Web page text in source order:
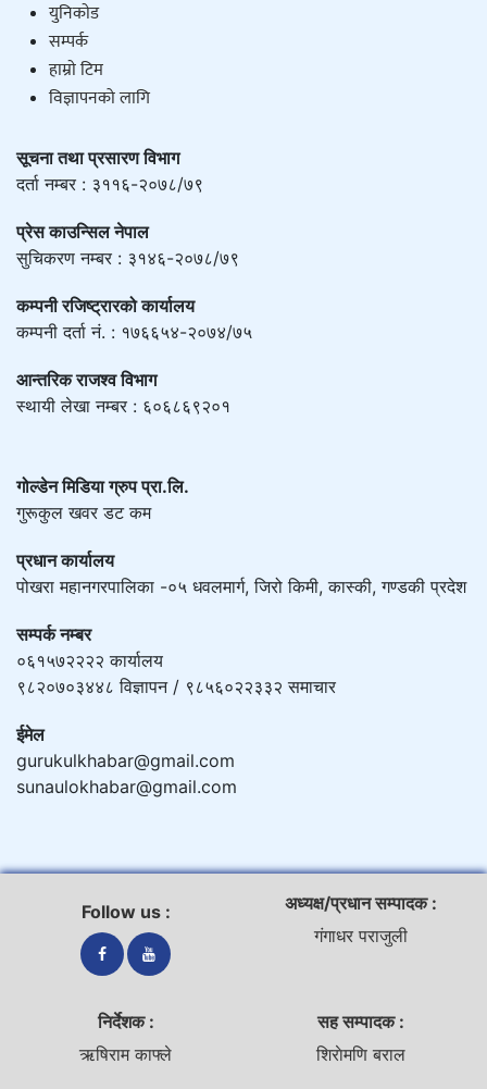
युनिकाेड
सम्पर्क
हाम्राे टिम
विज्ञापनको लागि
सूचना तथा प्रसारण विभाग
दर्ता नम्बर : ३११६-२०७८/७९
प्रेस काउन्सिल नेपाल
सुचिकरण नम्बर : ३१४६-२०७८/७९
कम्पनी रजिष्ट्रारको कार्यालय
कम्पनी दर्ता नं. : १७६६५४-२०७४/७५
आन्तरिक राजश्व विभाग
स्थायी लेखा नम्बर : ६०६८६९२०१
गोल्डेन मिडिया ग्रुप प्रा.लि.
गुरूकुल खवर डट कम
प्रधान कार्यालय
पोखरा महानगरपालिका -०५ धवलमार्ग, जिरो किमी, कास्की, गण्डकी प्रदेश
सम्पर्क नम्बर
०६१५७२२२२ कार्यालय
९८२०७०३४४८ विज्ञापन / ९८५६०२२३३२ समाचार
ईमेल
gurukulkhabar@gmail.com
sunaulokhabar@gmail.com
Follow us :
अध्यक्ष/प्रधान सम्पादक :
गंगाधर पराजुली
निर्देशक :
ऋषिराम काफ्ले
सह सम्पादक :
शिराेमणि बराल